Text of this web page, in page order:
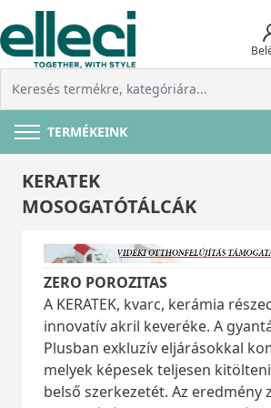
TERMÉKEINK
KERATEK
MOSOGATÓTÁLCÁK
ZERO POROZITAS
A KERATEK, kvarc, kerámia
innovatív akril keveréke. A
Plusban exkluzív eljárásokkal
melyek képesek teljesen
belső szerkezetét. Az eredmény